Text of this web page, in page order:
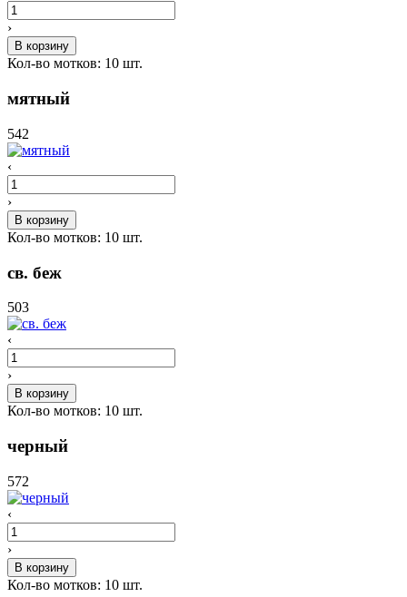
›
В корзину
Кол-во мотков: 10 шт.
мятный
542
‹
›
В корзину
Кол-во мотков: 10 шт.
св. беж
503
‹
›
В корзину
Кол-во мотков: 10 шт.
черный
572
‹
›
В корзину
Кол-во мотков: 10 шт.